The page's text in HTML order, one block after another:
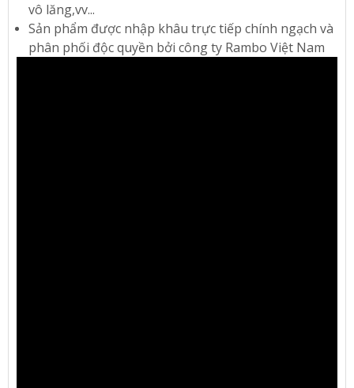
vô lăng,vv...
Sản phẩm được nhập khâu trực tiếp chính ngạch và
phân phối độc quyền bởi công ty Rambo Việt Nam